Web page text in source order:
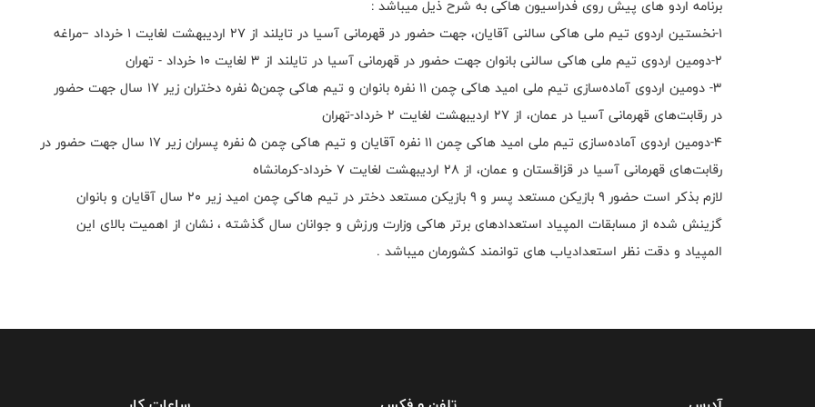
برنامه اردو های پیش روی فدراسیون هاکی به شرح ذیل میباشد :
1-نخستین اردوی تیم ملی هاکی سالنی آقایان، جهت حضور در قهرمانی آسیا در تایلند از ۲۷ اردیبهشت لغایت 1 خرداد –مراغه
2-دومین اردوی تیم ملی هاکی سالنی بانوان جهت حضور در قهرمانی آسیا در تایلند از ۳ لغایت 10 خرداد - تهران
3- دومین اردوی آماده‌سازی تیم ملی امید هاکی چمن 11 نفره بانوان و تیم هاکی چمن۵ نفره دختران زیر ۱۷ سال جهت حضور
در رقابت‌های قهرمانی آسیا در عمان، از ۲۷ اردیبهشت لغایت 2 خرداد-تهران
4-دومین اردوی آماده‌سازی تیم ملی امید هاکی چمن 11 نفره آقایان و تیم هاکی چمن 5 نفره پسران زیر 17 سال جهت حضور در
رقابت‌های قهرمانی آسیا در قزاقستان و عمان، از 28 اردیبهشت لغایت 7 خرداد-کرمانشاه
لازم بذکر است حضور ۹ بازیکن مستعد پسر و ۹ بازیکن مستعد دختر در تیم هاکی چمن امید زیر ۲۰ سال آقایان و بانوان
گزینش شده از مسابقات المپیاد استعدادهای برتر هاکی وزارت ورزش و جوانان سال گذشته ، نشان از اهمیت بالای این
المپیاد و دقت نظر استعدادیاب های توانمند کشورمان میباشد .